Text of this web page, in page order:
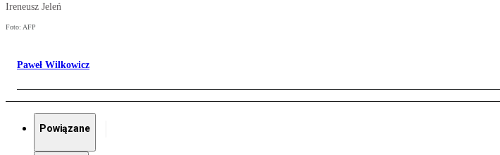
Ireneusz Jeleń
Foto: AFP
Paweł Wilkowicz
Powiązane